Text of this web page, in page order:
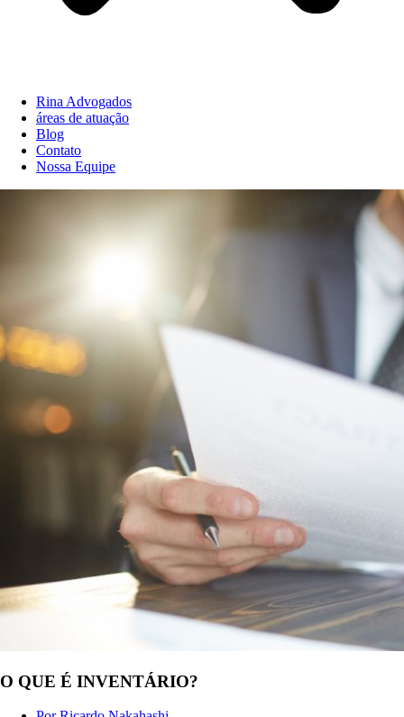
Rina Advogados
áreas de atuação
Blog
Contato
Nossa Equipe
O QUE É INVENTÁRIO?